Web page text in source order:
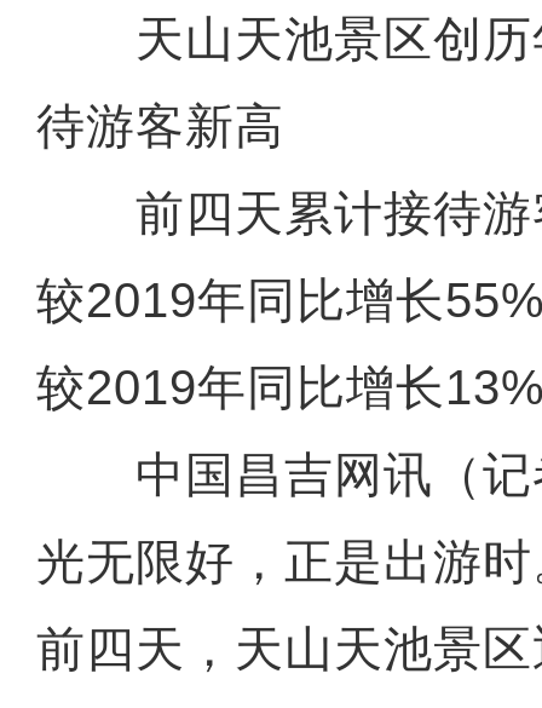
天山天池景区创历
待游客新高
前四天累计接待游
较2019年同比增长
较2019年同比增长
中国昌吉网讯（记
光无限好，正是出游时
前四天，天山天池景